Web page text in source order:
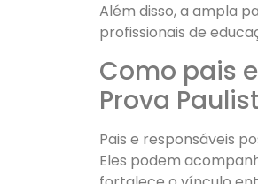
Além disso, a ampla
profissionais de
Como pais
Prova
Pais e responsáveis
Eles podem